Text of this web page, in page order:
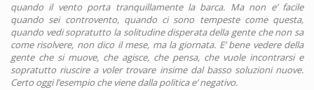
quando il vento porta tranquillamente la barca. Ma non e’ facile
quando sei controvento, quando ci sono tempeste come questa,
quando vedi sopratutto la solitudine disperata della gente che non sa
come risolvere, non dico il mese, ma la giornata. E’ bene vedere della
gente che si muove, che agisce, che pensa, che vuole incontrarsi e
sopratutto riuscire a voler trovare insime dal basso soluzioni nuove.
Certo oggi l’esempio che viene dalla politica e’ negativo.